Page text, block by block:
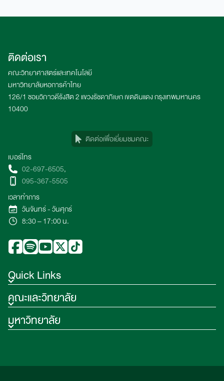
Quick Links
คณะและวิทยาลัย
มหาวิทยาลัย
ติดต่อเรา
คณะวิทยาศาสตร์และเทคโนโลยี
มหาวิทยาลัยหอการค้าไทย
126/1 ซอยวิภาวดีรังสิต 2 แขวงรัชดาภิเษก เขตดินแดง กรุงเทพมหานคร
10400
ติดต่อเพื่อเยี่ยมชมคณะ
เบอร์โทร
02-697-6505,
095-367-5505
เวลาทำการ
วันจันทร์ - วันศุกร์
8:30 – 17:00 น.